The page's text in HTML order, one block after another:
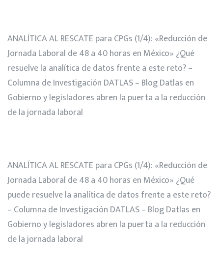
ANALÍTICA AL RESCATE para CPGs (1/4): «Reducción de
Jornada Laboral de 48 a 40 horas en México» ¿Qué
resuelve la analítica de datos frente a este reto? –
Columna de Investigación DATLAS – Blog Datlas en
Gobierno y legisladores abren la puerta a la reducción
de la jornada laboral
ANALÍTICA AL RESCATE para CPGs (1/4): «Reducción de
Jornada Laboral de 48 a 40 horas en México» ¿Qué
puede resuelve la analítica de datos frente a este reto?
– Columna de Investigación DATLAS – Blog Datlas en
Gobierno y legisladores abren la puerta a la reducción
de la jornada laboral